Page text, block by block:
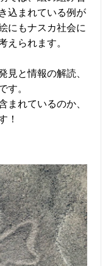
込まれている例が
にもナスカ社会に
えられます。
見と情報の解読、
す。
まれているのか、
！